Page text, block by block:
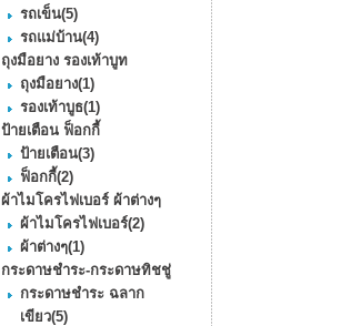
รถเข็น(5)
รถแม่บ้าน(4)
ถุงมือยาง รองเท้าบูท
ถุงมือยาง(1)
รองเท้าบูธ(1)
ป้ายเตือน ฟ็อกกี้
ป้ายเตือน(3)
ฟ็อกกี้(2)
ผ้าไมโครไฟเบอร์ ผ้าต่างๆ
ผ้าไมโครไฟเบอร์(2)
ผ้าต่างๆ(1)
กระดาษชำระ-กระดาษทิชชู่
กระดาษชำระ ฉลาก
เขียว(5)